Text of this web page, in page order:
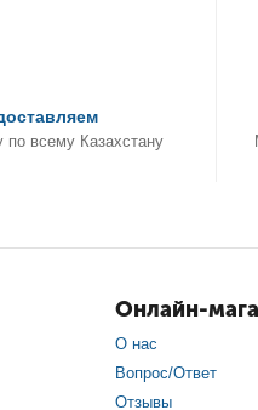
по всему Казахстану
Онлайн-
О нас
Вопрос/Ответ
Отзывы